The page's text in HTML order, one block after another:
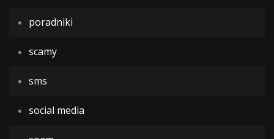
poradniki
scamy
sms
social media